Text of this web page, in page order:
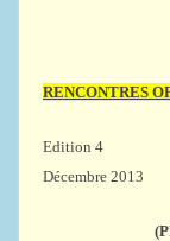
RENCONTRES
Décembre 2013